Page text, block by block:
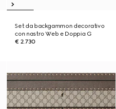
Set da backgammon decorativo
con nastro Web e Doppia G
€ 2.730